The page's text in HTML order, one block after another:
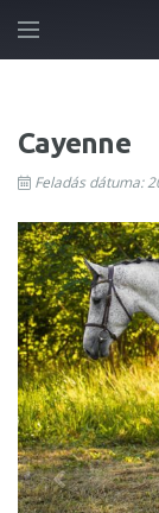
Cayenne
Feladás dátuma: